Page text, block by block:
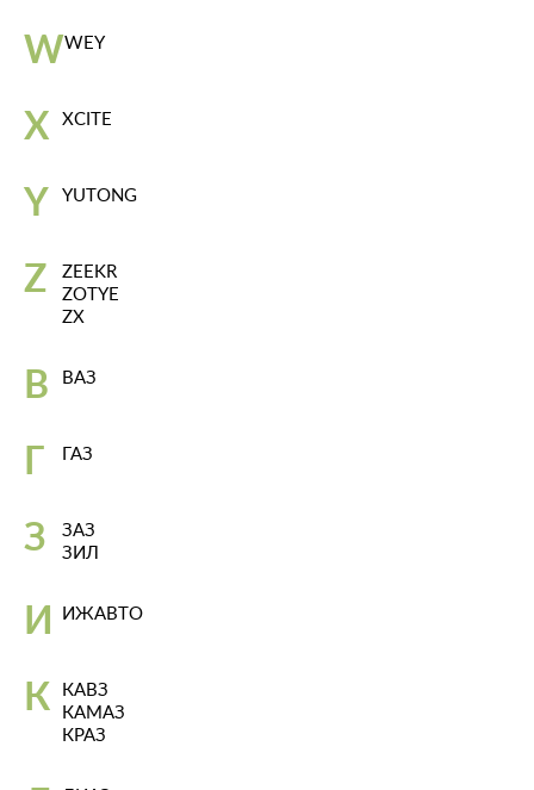
WWEY
X XCITE
Y YUTONG
Z
ZEEKR
ZOTYE
ZX
В ВАЗ
Г ГАЗ
З
ЗАЗ
ЗИЛ
И ИЖАВТО
К
КАВЗ
КАМАЗ
КРАЗ